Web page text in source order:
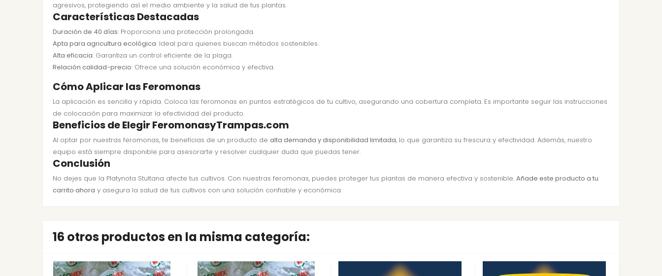
agresivos, protegiendo así el medio ambiente y la salud de tus plantas.
Características Destacadas
Duración de 40 días: Proporciona una protección prolongada.
Apta para agricultura ecológica: Ideal para quienes buscan métodos sostenibles.
Alta eficacia: Garantiza un control eficiente de la plaga.
Relación calidad-precio: Ofrece una solución económica y efectiva.
Cómo Aplicar las Feromonas
La aplicación es sencilla y rápida. Coloca las feromonas en puntos estratégicos de tu cultivo, asegurando una cobertura completa. Es importante seguir las instrucciones
de colocación para maximizar la efectividad del producto.
Beneficios de Elegir FeromonasyTrampas.com
Al optar por nuestras feromonas, te beneficias de un producto de alta demanda y disponibilidad limitada, lo que garantiza su frescura y efectividad. Además, nuestro
equipo está siempre disponible para asesorarte y resolver cualquier duda que puedas tener.
Conclusión
No dejes que la Platynota Stultana afecte tus cultivos. Con nuestras feromonas, puedes proteger tus plantas de manera efectiva y sostenible. Añade este producto a tu
carrito ahora y asegura la salud de tus cultivos con una solución confiable y económica.
16 otros productos en la misma categoría: